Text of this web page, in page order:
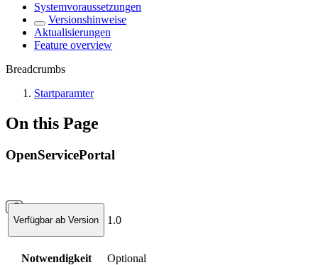
Systemvoraussetzungen
Versionshinweise
Aktualisierungen
Feature overview
Breadcrumbs
Startparamter
On this Page
OpenServicePortal
Verfügbar ab Version 1.0
Notwendigkeit Optional